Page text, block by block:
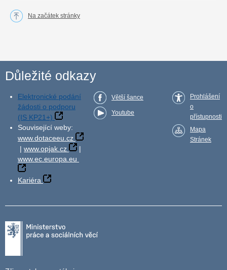
Na začátek stránky
Důležité odkazy
Elektronické podání
žádosti o podporu
(IS KP21+)
Související weby:
www.dotaceeu.cz
| www.opjak.cz
|
www.ec.europa.eu
Kariéra
Větší šance
Youtube
Prohlášení
o
přístupnosti
Mapa
Stránek